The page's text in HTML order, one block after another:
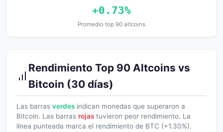
+0.73%
Promedio top 90 altcoins
Rendimiento Top 90 Altcoins vs
Bitcoin (30 días)
Las barras verdes indican monedas que superaron a
Bitcoin. Las barras rojas tuvieron peor rendimiento. La
línea punteada marca el rendimiento de BTC (+1.30%).